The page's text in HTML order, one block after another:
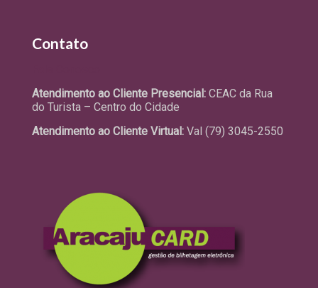
Contato
Atendimento ao Cliente Presencial: CEAC da Rua
do Turista – Centro do Cidade
Atendimento ao Cliente Virtual: Val (79) 3045-2550